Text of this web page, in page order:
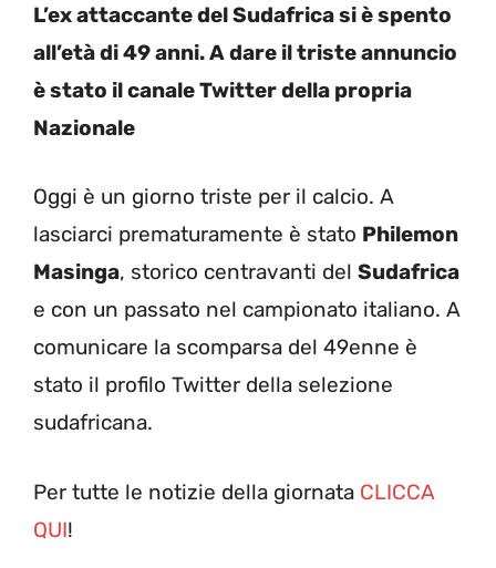
L’ex attaccante del Sudafrica si è spento
all’età di 49 anni. A dare il triste annuncio
è stato il canale Twitter della propria
Nazionale
Oggi è un giorno triste per il calcio. A
lasciarci prematuramente è stato Philemon
Masinga, storico centravanti del Sudafrica
e con un passato nel campionato italiano. A
comunicare la scomparsa del 49enne è
stato il profilo Twitter della selezione
sudafricana.
Per tutte le notizie della giornata CLICCA
QUI!